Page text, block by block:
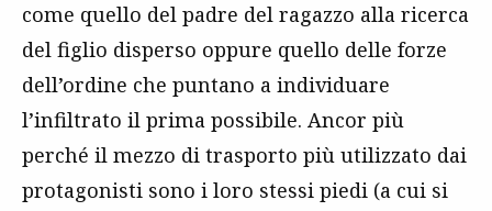
come quello del padre del ragazzo alla ricerca
del figlio disperso oppure quello delle forze
dell’ordine che puntano a individuare
l’infiltrato il prima possibile. Ancor più
perché il mezzo di trasporto più utilizzato dai
protagonisti sono i loro stessi piedi (a cui si